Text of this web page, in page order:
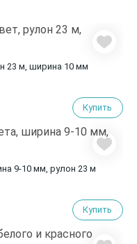
23 м, ширина 10 мм
Купить
9-10 мм, рулон 23 м
Купить